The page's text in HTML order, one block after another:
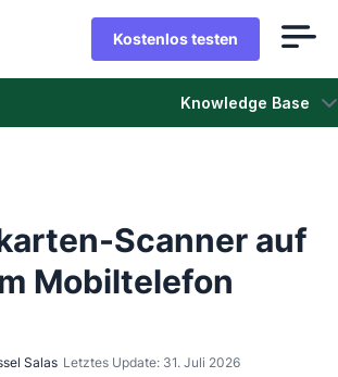
Kostenlos testen
Knowledge Base
Scanner auf
Mobiltelefon
Salas Letztes Update: 31. Juli 2026